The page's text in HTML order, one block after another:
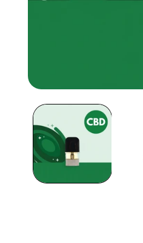
μέσων
ένα
modal